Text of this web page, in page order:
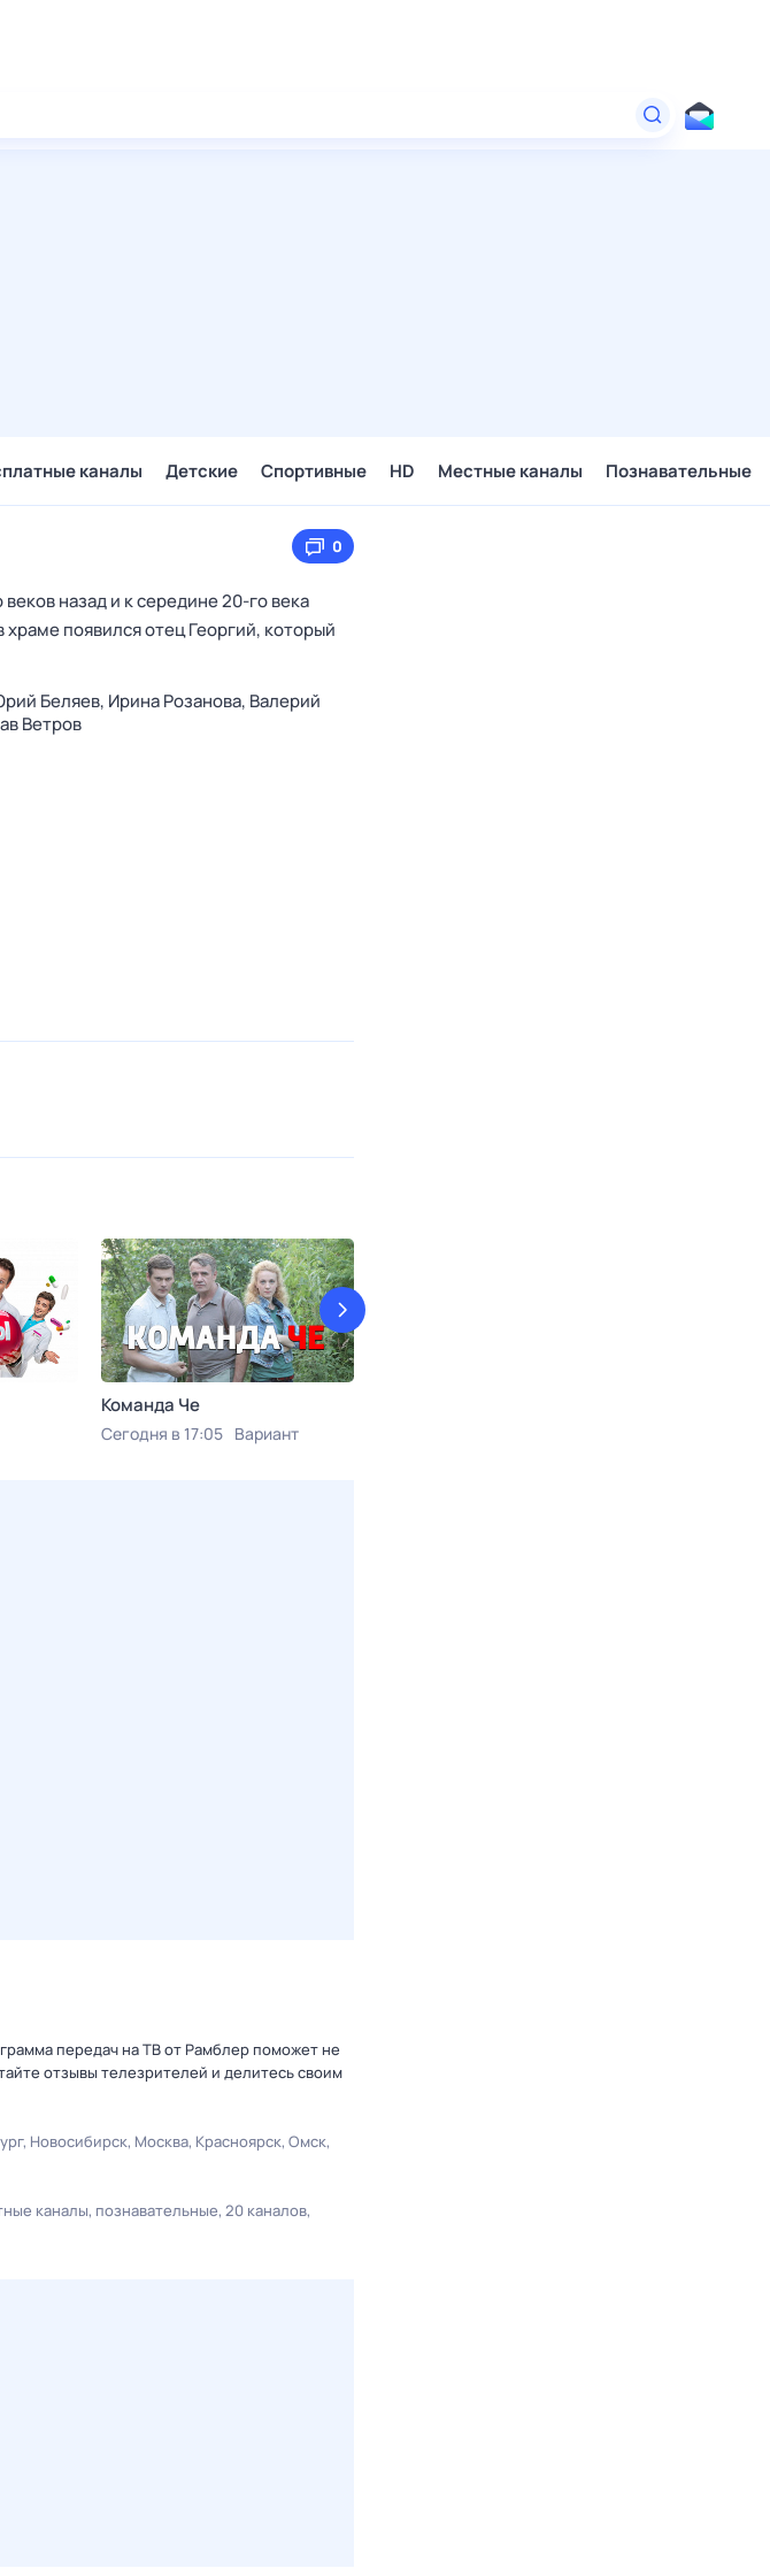
каналы Детские Спортивные HD Местные каналы Познавательные
0
назад и к середине 20-го века
появился отец Георгий, который
Беляев, Ирина Розанова, Валерий
Ветров
Команда Че
Сегодня в 17:05 Вариант
передач на ТВ от Рамблер поможет не
отзывы телезрителей и делитесь своим
Новосибирск Москва Красноярск Омск
каналы познавательные 20 каналов